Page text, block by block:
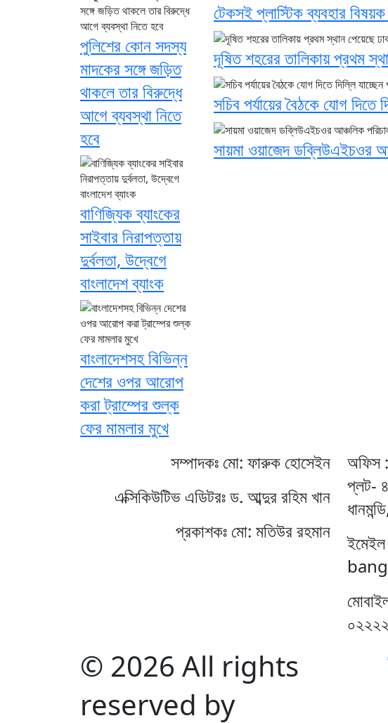
টেকসই প্লাস্টিক ব্যবহার
দূষিত শহরের তালিকায় প্রথম
সচিব পর্যায়ের বৈঠকে যোগ দিতে
সায়মা ওয়াজেদ ডব্লিউএইচওর
পুলিশের কোন সদস্য
মাদকের সঙ্গে জড়িত
থাকলে তার বিরুদ্ধে
আগে ব্যবস্থা নিতে
হবে
বাণিজ্যিক ব্যাংকের
সাইবার নিরাপত্তায়
দুর্বলতা, উদ্বেগে
বাংলাদেশ ব্যাংক
বাংলাদেশসহ বিভিন্ন
দেশের ওপর আরোপ
করা ট্রাম্পের শুল্ক
ফের মামলার মুখে
সম্পাদকঃ মো: ফারুক হোসেইন
এক্সিকিউটিভ এডিটরঃ ড. আব্দুর রহিম খান
প্রকাশকঃ মো: মতিউর রহমান
অফিস
প্লট-
© 2026 All rights
reserved by